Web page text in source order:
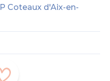
Coteaux d'Aix-en-